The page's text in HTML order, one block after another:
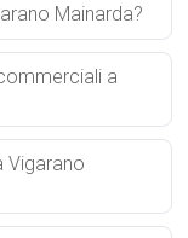
Mainarda?
a
Vigarano